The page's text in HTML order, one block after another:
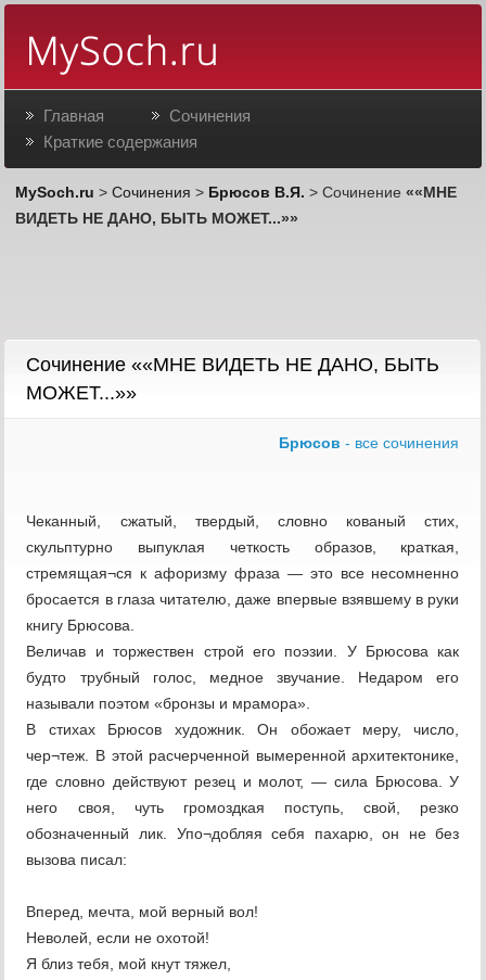
Главная
Сочинения
Краткие содержания
MySoch.ru >Сочинения > Брюсов В.Я. > Сочинение««МНЕ
ВИДЕТЬ НЕ ДАНО, БЫТЬ МОЖЕТ...»»
Сочинение ««МНЕ ВИДЕТЬ НЕ ДАНО, БЫТЬ
МОЖЕТ...»»
Брюсов - все сочинения
Чеканный, сжатый, твердый, словно кованый стих,
скульптурно выпуклая четкость образов, краткая,
стремящая¬ся к афоризму фраза — это все несомненно
бросается в глаза читателю, даже впервые взявшему в руки
книгу Брюсова.
Величав и торжествен строй его поэзии. У Брюсова как
будто трубный голос, медное звучание. Недаром его
называли поэтом «бронзы и мрамора».
В стихах Брюсов художник. Он обожает меру, число,
чер¬теж. В этой расчерченной вымеренной архитектонике,
где словно действуют резец и молот, — сила Брюсова. У
него своя, чуть громоздкая поступь, свой, резко
обозначенный лик. Упо¬добляя себя пахарю, он не без
вызова писал:
Вперед, мечта, мой верный вол!
Неволей, если не охотой!
Я близ тебя, мой кнут тяжел,